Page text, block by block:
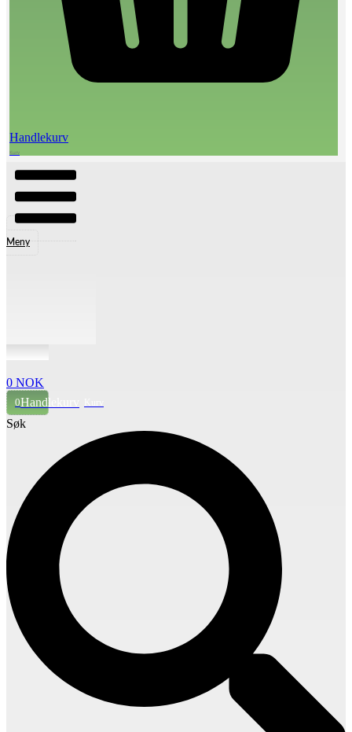
Handlekurv
Meny
0 NOK
0Handlekurv
Søk